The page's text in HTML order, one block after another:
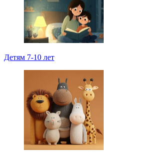
Детям 7-10 лет